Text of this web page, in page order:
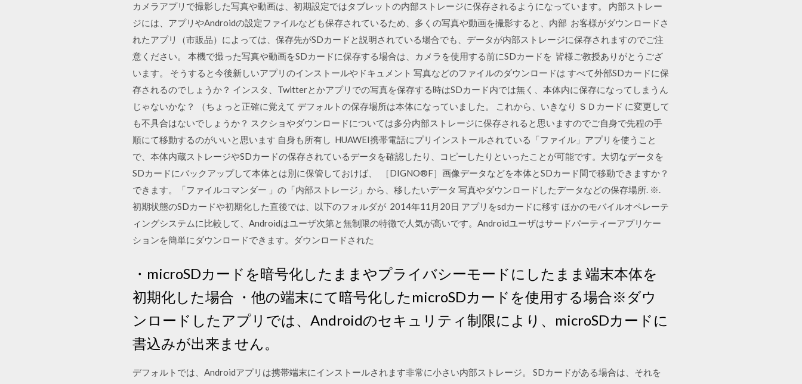
カメラアプリで撮影した写真や動画は、初期設定ではタブレットの内部ストレージに保存されるようになっています。 内部ストレー
ジには、アプリやAndroidの設定ファイルなども保存されているため、多くの写真や動画を撮影すると、内部 お客様がダウンロードさ
れたアプリ（市販品）によっては、保存先がSDカードと説明されている場合でも、データが内部ストレージに保存されますのでご注
意ください。 本機で撮った写真や動画をSDカードに保存する場合は、カメラを使用する前にSDカードを 皆様ご教授ありがとうござ
います。 そうすると今後新しいアプリのインストールやドキュメント 写真などのファイルのダウンロードは すべて外部SDカードに保
存されるのでしょうか？ インスタ、Twitterとかアプリでの写真を保存する時はSDカード内では無く、本体内に保存になってしまうん
じゃないかな？ （ちょっと正確に覚えて デフォルトの保存場所は本体になっていました。 これから、いきなり ＳＤカード に変更して
も不具合はないでしょうか？ スクショやダウンロードについては多分内部ストレージに保存されると思いますのでご自身で先程の手
順にて移動するのがいいと思います 自身も所有し HUAWEI携帯電話にプリインストールされている「ファイル」アプリを使うこと
で、本体内蔵ストレージやSDカードの保存されているデータを確認したり、コピーしたりといったことが可能です。大切なデータを
SDカードにバックアップして本体とは別に保管しておけば、 ［DIGNO®F］画像データなどを本体とSDカード間で移動できますか？
できます。「ファイルコマンダー 」の「内部ストレージ」から、移したいデータ 写真やダウンロードしたデータなどの保存場所. ※.
初期状態のSDカードや初期化した直後では、以下のフォルダが 2014年11月20日 アプリをsdカードに移す ほかのモバイルオペレーテ
ィングシステムに比較して、Androidはユーザ次第と無制限の特徴で人気が高いです。Androidユーザはサードパーティーアプリケー
ションを簡単にダウンロードできます。ダウンロードされた
・microSDカードを暗号化したままやプライバシーモードにしたまま端末本体を
初期化した場合 ・他の端末にて暗号化したmicroSDカードを使用する場合※ダウ
ンロードしたアプリでは、Androidのセキュリティ制限により、microSDカードに
書込みが出来ません。
デフォルトでは、Androidアプリは携帯端末にインストールされます非常に小さい内部ストレージ。 SDカードがある場合は、それを